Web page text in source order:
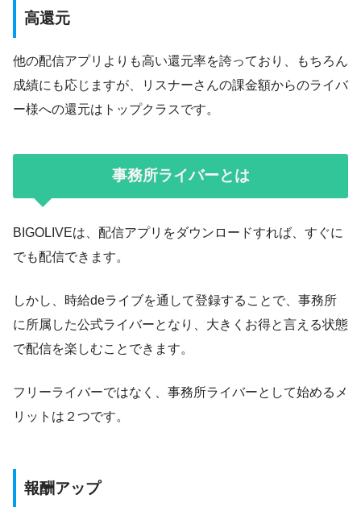
高還元
他の配信アプリよりも高い還元率を誇っており、もちろん
成績にも応じますが、リスナーさんの課金額からのライバ
ー様への還元はトップクラスです。
事務所ライバーとは
BIGOLIVEは、配信アプリをダウンロードすれば、すぐに
でも配信できます。
しかし、時給deライブを通して登録することで、事務所
に所属した公式ライバーとなり、大きくお得と言える状態
で配信を楽しむことできます。
フリーライバーではなく、事務所ライバーとして始めるメ
リットは２つです。
報酬アップ